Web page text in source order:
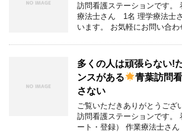
訪問看護ステーションです
療法士さん 1名 理学療法
います。 お気軽にお問い合
多くの人は頑張らない!
ンスがある
青葉訪問
さない
ご覧いただきありがとうござ
訪問看護ステーションです
ート・登録） 作業療法士さ